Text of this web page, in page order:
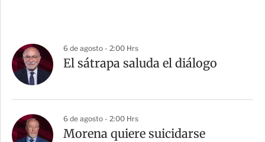
6 de agosto - 2:00 Hrs
El sátrapa saluda el diálogo
6 de agosto - 2:00 Hrs
Morena quiere suicidarse